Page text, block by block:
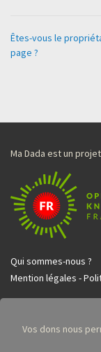
Êtes-vous le
page ?
Ma Dada est un
Qui sommes-nous ?
Mention légales -
Vos dons nous